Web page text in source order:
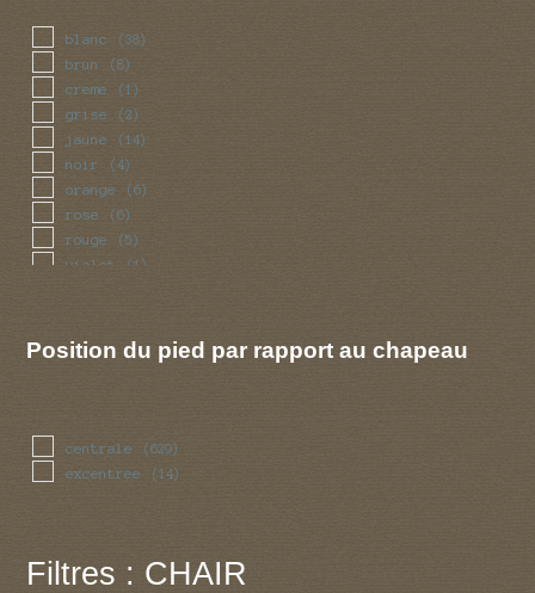
blanc (38)
brun (8)
creme (1)
grise (2)
jaune (14)
noir (4)
orange (6)
rose (6)
rouge (5)
violet (1)
Position du pied par rapport au chapeau
centrale (629)
excentree (14)
Filtres : CHAIR